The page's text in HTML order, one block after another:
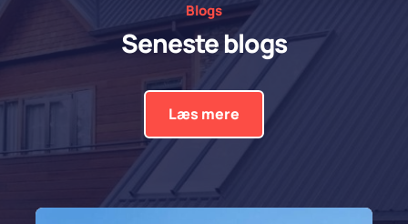
Blogs
Seneste blogs
Læs mere